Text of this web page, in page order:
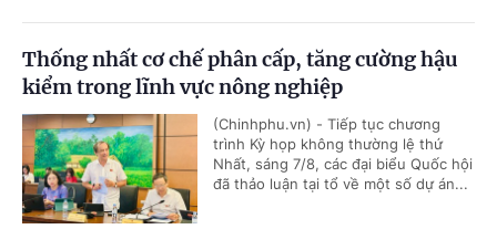
Thống nhất cơ chế phân cấp, tăng cường hậu
kiểm trong lĩnh vực nông nghiệp
(Chinhphu.vn) - Tiếp tục chương
trình Kỳ họp không thường lệ thứ
Nhất, sáng 7/8, các đại biểu Quốc hội
đã thảo luận tại tổ về một số dự án...